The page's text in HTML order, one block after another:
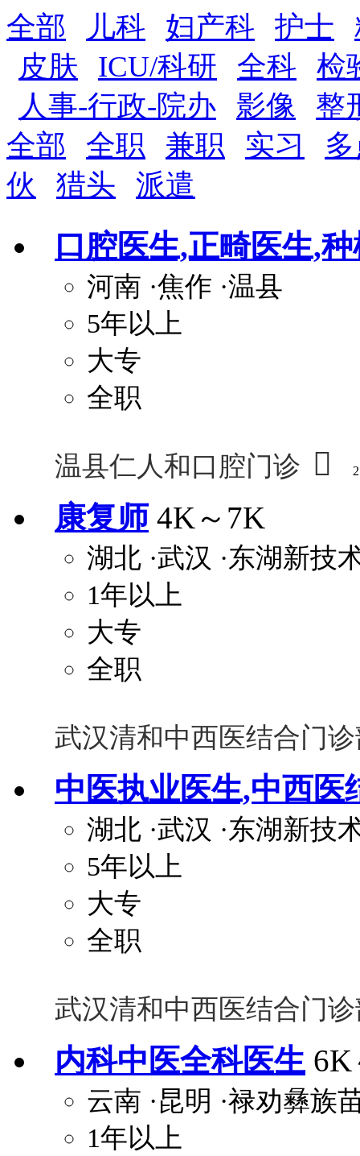
薪资与社保
五险 住房公积金 企业
全勤奖 加班补助 全薪病假 股票
法定节假日三薪 工龄奖 带薪年假 年终
晋升与政策
8小时工作制 周末双休
关怀与福利
包住 包吃 住房补贴
定期团建 节日福利
解决户口
员工旅游
全部 儿科 妇产科 护士
皮肤
ICU/科研 全科
检
人事-行政-院办
影像
整
全部
全职 兼职 实习
伙
猎头 派遣
口腔医生,正畸医生,
河南 ·焦作 ·温县
5年以上
大专
全职
温县仁人和口腔门诊 
康复师 4K～7K
湖北 ·武汉 ·东湖新技
1年以上
大专
全职
武汉清和中西医结合门
中医执业医生,中西医
湖北 ·武汉 ·东湖新技
5年以上
大专
全职
武汉清和中西医结合门
内科中医全科医生 6K
云南 ·昆明 ·禄劝彝族
1年以上